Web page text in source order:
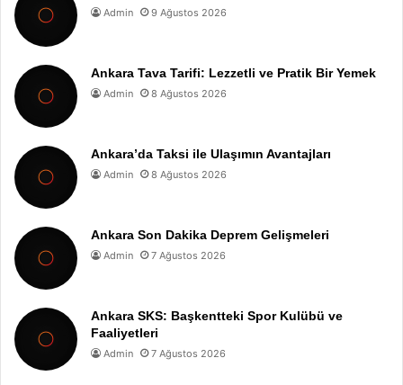
Admin 9 Ağustos 2026
Ankara Tava Tarifi: Lezzetli ve Pratik Bir Yemek
Admin 8 Ağustos 2026
Ankara’da Taksi ile Ulaşımın Avantajları
Admin 8 Ağustos 2026
Ankara Son Dakika Deprem Gelişmeleri
Admin 7 Ağustos 2026
Ankara SKS: Başkentteki Spor Kulübü ve
Faaliyetleri
Admin 7 Ağustos 2026